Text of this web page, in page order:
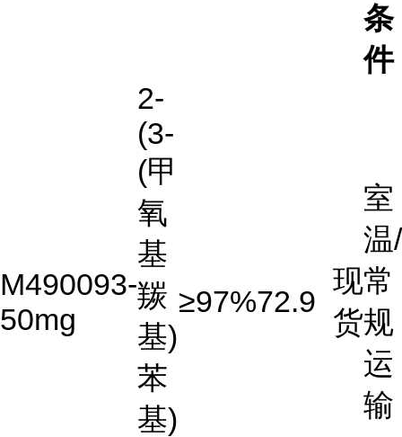
条
件
M490093-
50mg
2-
(3-
(甲
氧
基
羰
基)
苯
基)
≥97%72.9
现
货
室
温/
常
规
运
输